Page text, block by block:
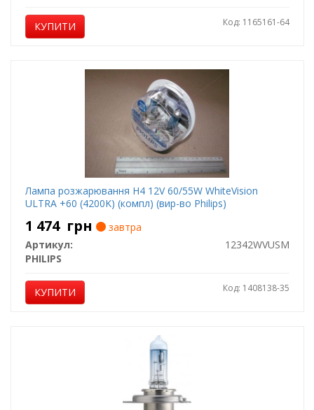
КУПИТИ Код: 1165161-64
Лампа розжарювання H4 12V 60/55W WhiteVision
ULTRA +60 (4200K) (компл) (вир-во Philips)
1 474 грн
завтра
Артикул:
12342WVUSM
PHILIPS
КУПИТИ Код: 1408138-35